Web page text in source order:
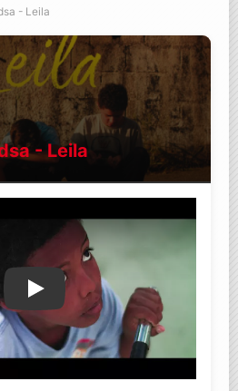
- Leila
- Leila
Lire la vidéo YouTube